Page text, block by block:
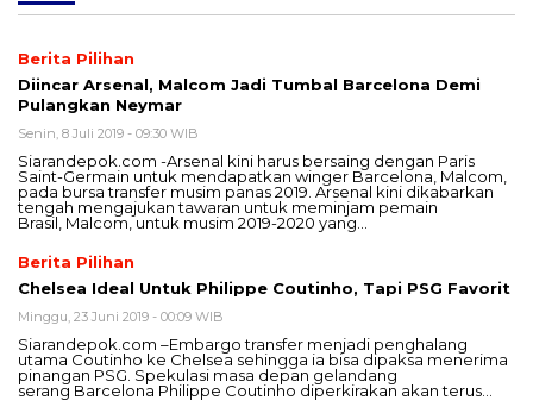
Berita Pilihan
Diincar Arsenal, Malcom Jadi Tumbal Barcelona Demi
Pulangkan Neymar
Senin, 8 Juli 2019 - 09:30 WIB
Siarandepok.com -Arsenal kini harus bersaing dengan Paris
Saint-Germain untuk mendapatkan winger Barcelona, Malcom,
pada bursa transfer musim panas 2019. Arsenal kini dikabarkan
tengah mengajukan tawaran untuk meminjam pemain
Brasil, Malcom, untuk musim 2019-2020 yang…
Berita Pilihan
Chelsea Ideal Untuk Philippe Coutinho, Tapi PSG Favorit
Minggu, 23 Juni 2019 - 00:09 WIB
Siarandepok.com –Embargo transfer menjadi penghalang
utama Coutinho ke Chelsea sehingga ia bisa dipaksa menerima
pinangan PSG. Spekulasi masa depan gelandang
serang Barcelona Philippe Coutinho diperkirakan akan terus…